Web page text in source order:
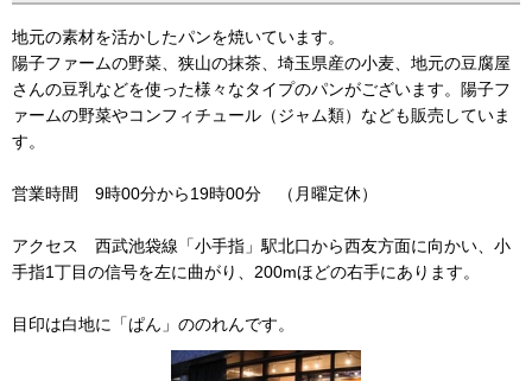
地元の素材を活かしたパンを焼いています。
陽子ファームの野菜、狭山の抹茶、埼玉県産の小麦、地元の豆腐屋
さんの豆乳などを使った様々なタイプのパンがございます。陽子フ
ァームの野菜やコンフィチュール（ジャム類）なども販売していま
す。
営業時間 9時00分から19時00分 （月曜定休）
アクセス 西武池袋線「小手指」駅北口から西友方面に向かい、小
手指1丁目の信号を左に曲がり、200mほどの右手にあります。
目印は白地に「ぱん」ののれんです。